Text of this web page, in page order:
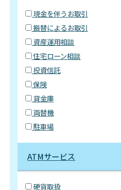
現金を伴うお取引
振替によるお取引
資産運用相談
住宅ローン相談
投資信託
保険
貸金庫
両替機
駐車場
ATMサービス
硬貨取扱